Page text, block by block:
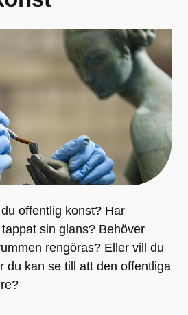
offentlig konst? Har
sin glans? Behöver
rengöras? Eller vill du
du kan se till att den offentliga